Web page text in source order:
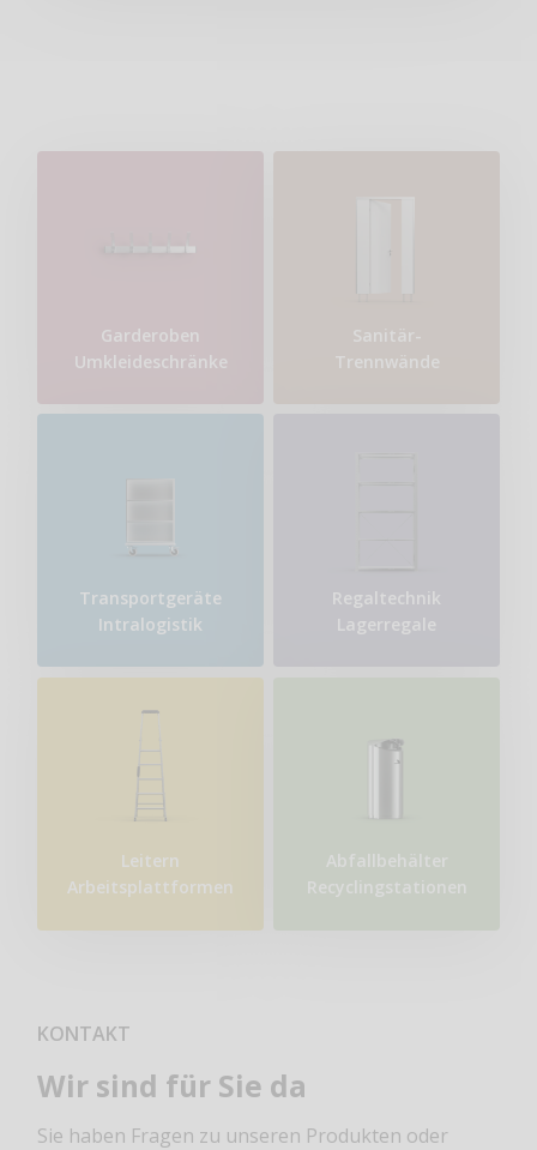
Garderoben
Umkleideschränke
Sanitär-
Trennwände
Transport​geräte
Intralogistik
Regaltechnik
Lagerregale
Leitern
Arbeitsplattformen
Abfallbehälter
Recyclingstationen
KONTAKT
Wir sind für Sie da
Sie haben Fragen zu unseren Produkten oder